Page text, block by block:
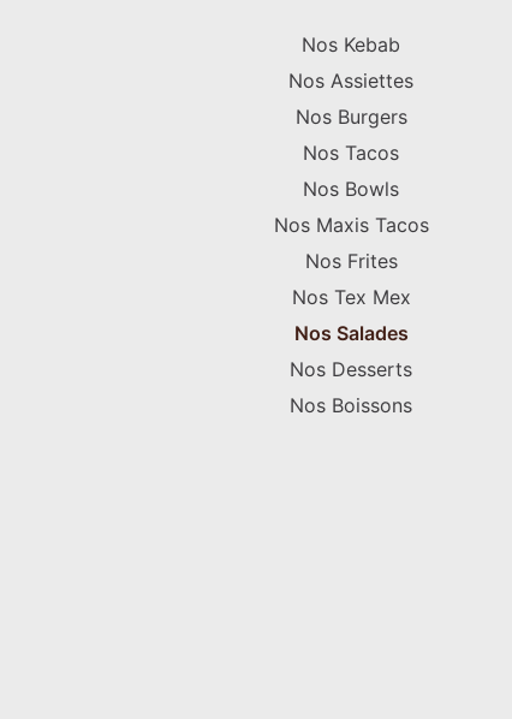
Nos Kebab
Nos Assiettes
Nos Burgers
Nos Tacos
Nos Bowls
Nos Maxis Tacos
Nos Frites
Nos Tex Mex
Nos Salades
Nos Desserts
Nos Boissons